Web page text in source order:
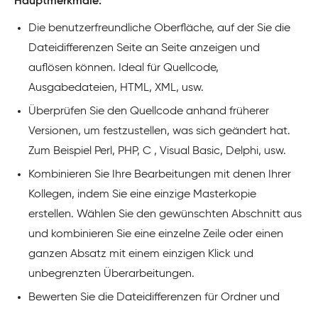
Die benutzerfreundliche Oberfläche, auf der Sie die
Dateidifferenzen Seite an Seite anzeigen und
auflösen können. Ideal für Quellcode,
Ausgabedateien, HTML, XML, usw.
Überprüfen Sie den Quellcode anhand früherer
Versionen, um festzustellen, was sich geändert hat.
Zum Beispiel Perl, PHP, C , Visual Basic, Delphi, usw.
Kombinieren Sie Ihre Bearbeitungen mit denen Ihrer
Kollegen, indem Sie eine einzige Masterkopie
erstellen. Wählen Sie den gewünschten Abschnitt aus
und kombinieren Sie eine einzelne Zeile oder einen
ganzen Absatz mit einem einzigen Klick und
unbegrenzten Überarbeitungen.
Bewerten Sie die Dateidifferenzen für Ordner und